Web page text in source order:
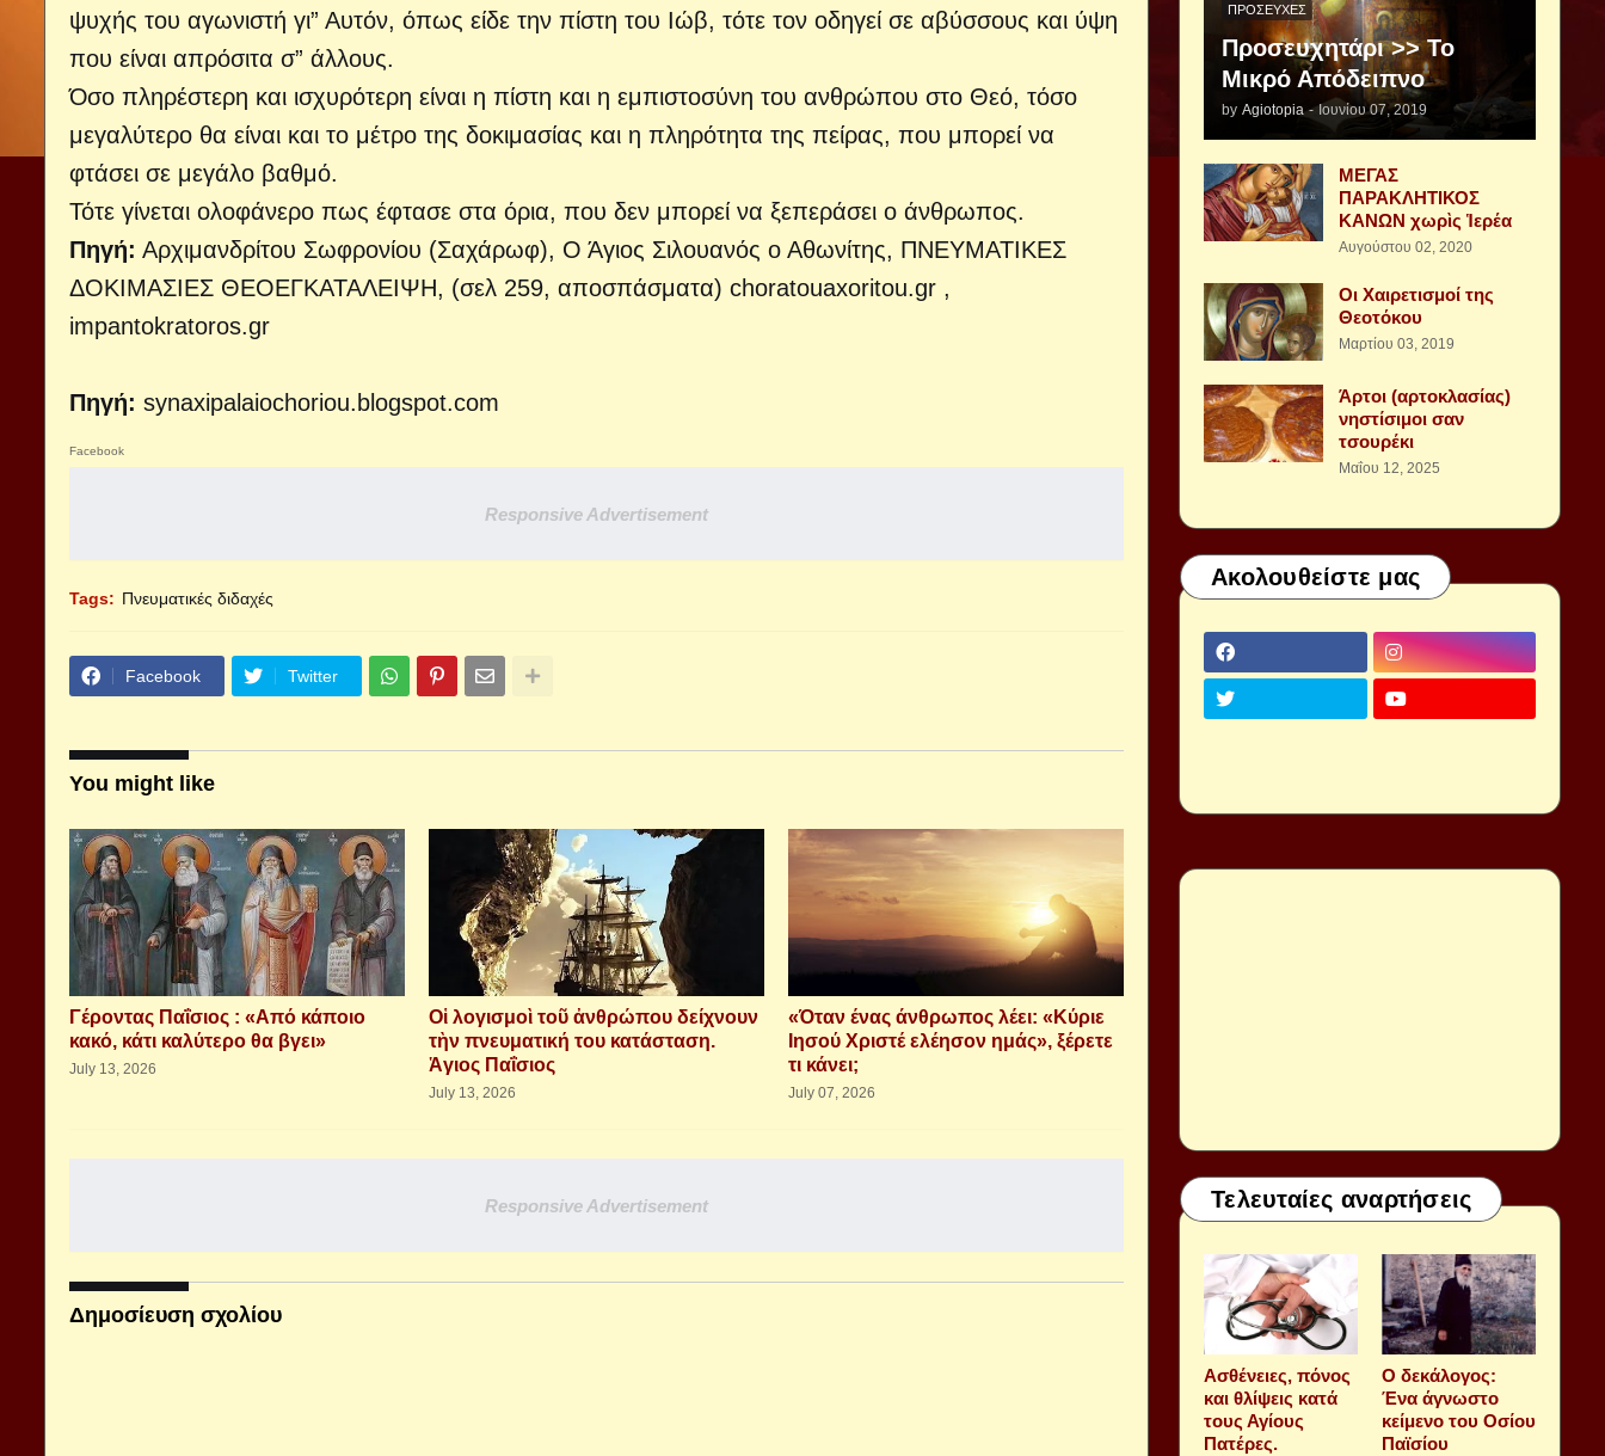
ψυχής του αγωνιστή γι” Αυτόν, όπως είδε την πίστη του Ιώβ, τότε τον οδηγεί σε αβύσσους και ύψη
που είναι απρόσιτα σ” άλλους.
Όσο πληρέστερη και ισχυρότερη είναι η πίστη και η εμπιστοσύνη του ανθρώπου στο Θεό, τόσο
μεγαλύτερο θα είναι και το μέτρο της δοκιμασίας και η πληρότητα της πείρας, που μπορεί να
φτάσει σε μεγάλο βαθμό.
Τότε γίνεται ολοφάνερο πως έφτασε στα όρια, που δεν μπορεί να ξεπεράσει ο άνθρωπος.
Πηγή: Αρχιμανδρίτου Σωφρονίου (Σαχάρωφ), Ο Άγιος Σιλουανός ο Αθωνίτης, ΠΝΕΥΜΑΤΙΚΕΣ
ΔΟΚΙΜΑΣΙΕΣ ΘΕΟΕΓΚΑΤΑΛΕΙΨΗ, (σελ 259, αποσπάσματα) choratouaxoritou.gr ,
impantokratoros.gr
Πηγή: synaxipalaiochoriou.blogspot.com
Facebook
Responsive Advertisement
Tags: Πνευματικές διδαχές
Facebook Twitter
You might like
Γέροντας Παΐσιος : «Από κάποιο
κακό, κάτι καλύτερο θα βγει»
July 13, 2026
Οἱ λογισμοὶ τοῦ ἀνθρώπου δείχνουν
τὴν πνευματική του κατάσταση.
Ἁγιος Παΐσιος
July 13, 2026
«Όταν ένας άνθρωπος λέει: «Κύριε
Ιησού Χριστέ ελέησον ημάς», ξέρετε
τι κάνει;
July 07, 2026
Responsive Advertisement
Δημοσίευση σχολίου
ΠΡΟΣΕΥΧΈΣ
Προσευχητάρι >> Το
Μικρό Απόδειπνο
by Agiotopia - Ιουνίου 07, 2019
ΜΕΓΑΣ
ΠΑΡΑΚΛΗΤΙΚΟΣ
ΚΑΝΩΝ χωρὶς Ἱερέα
Αυγούστου 02, 2020
Οι Χαιρετισμοί της
Θεοτόκου
Μαρτίου 03, 2019
Άρτοι (αρτοκλασίας)
νηστίσιμοι σαν
τσουρέκι
Μαΐου 12, 2025
Ακολουθείστε μας
Τελευταίες αναρτήσεις
Aσθένειες, πόνος
και θλίψεις κατά
τους Αγίους
Πατέρες.
Ο δεκάλογος:
Ένα άγνωστο
κείμενο του Οσίου
Παϊσίου